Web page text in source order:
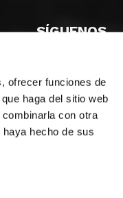
ofrecer funciones de
haga del sitio web
con otra
hecho de sus
SÍGUENOS